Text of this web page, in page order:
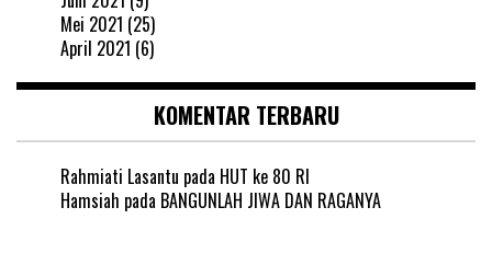
Mei 2021 (25)
April 2021 (6)
KOMENTAR TERBARU
Rahmiati Lasantu pada HUT ke 80 RI
Hamsiah pada BANGUNLAH JIWA DAN RAGANYA